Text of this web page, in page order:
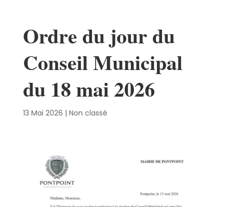
Ordre du jour du
Conseil Municipal
du 18 mai 2026
13 Mai 2026 | Non classé